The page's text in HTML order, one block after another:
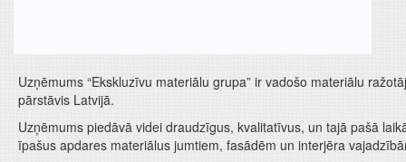
Uzņēmums “Ekskluzīvu materiālu grupa” ir vadošo materiālu
pārstāvis Latvijā.
Uzņēmums piedāvā videi draudzīgus, kvalitatīvus, un tajā pašā
īpašus apdares materiālus jumtiem, fasādēm un interjēra